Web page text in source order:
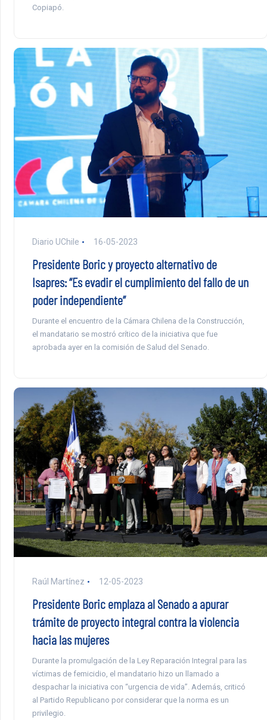
Copiapó.
Diario UChile 16-05-2023
Presidente Boric y proyecto alternativo de
Isapres: “Es evadir el cumplimiento del fallo de un
poder independiente”
Durante el encuentro de la Cámara Chilena de la Construcción,
el mandatario se mostró crítico de la iniciativa que fue
aprobada ayer en la comisión de Salud del Senado.
Raúl Martínez 12-05-2023
Presidente Boric emplaza al Senado a apurar
trámite de proyecto integral contra la violencia
hacia las mujeres
Durante la promulgación de la Ley Reparación Integral para las
víctimas de femicidio, el mandatario hizo un llamado a
despachar la iniciativa con “urgencia de vida”. Además, criticó
al Partido Republicano por considerar que la norma es un
privilegio.